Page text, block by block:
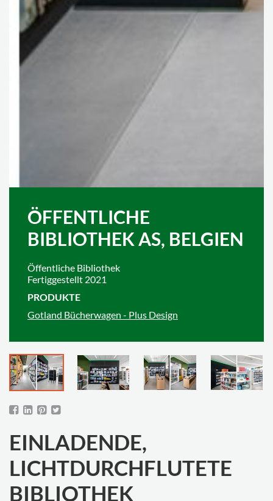
ÖFFENTLICHE
BIBLIOTHEK AS, BELGIEN
Öffentliche Bibliothek
Fertiggestellt 2021
PRODUKTE
Gotland Bücherwagen - Plus Design
EINLADENDE,
LICHTDURCHFLUTETE
BIBLIOTHEK